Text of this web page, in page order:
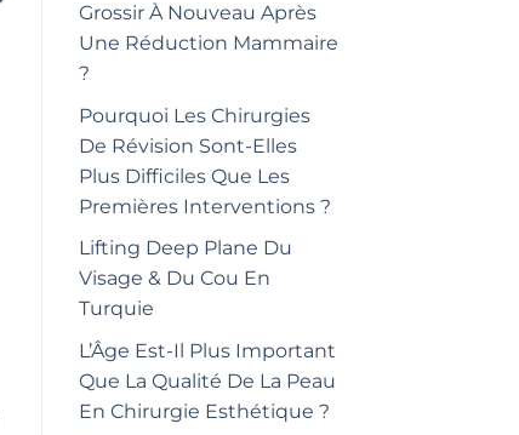
Grossir À Nouveau Après
Une Réduction Mammaire
?
Pourquoi Les Chirurgies
De Révision Sont-Elles
Plus Difficiles Que Les
Premières Interventions ?
Lifting Deep Plane Du
Visage & Du Cou En
Turquie
L’Âge Est-Il Plus Important
Que La Qualité De La Peau
En Chirurgie Esthétique ?